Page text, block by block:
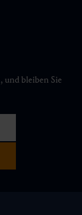
und bleiben Sie